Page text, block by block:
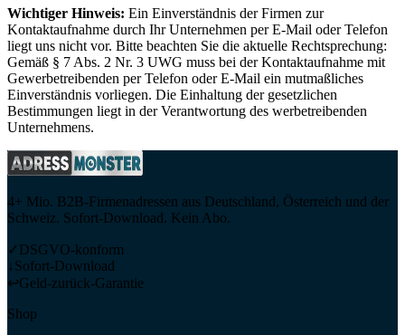
Wichtiger Hinweis: Ein Einverständnis der Firmen zur
Kontaktaufnahme durch Ihr Unternehmen per E-Mail oder Telefon
liegt uns nicht vor. Bitte beachten Sie die aktuelle Rechtsprechung:
Gemäß § 7 Abs. 2 Nr. 3 UWG muss bei der Kontaktaufnahme mit
Gewerbetreibenden per Telefon oder E-Mail ein mutmaßliches
Einverständnis vorliegen. Die Einhaltung der gesetzlichen
Bestimmungen liegt in der Verantwortung des werbetreibenden
Unternehmens.
4+ Mio. B2B-Firmenadressen aus Deutschland, Österreich und der
Schweiz. Sofort-Download. Kein Abo.
✓ DSGVO-konform
↓Sofort-Download
↩Geld-zurück-Garantie
Shop